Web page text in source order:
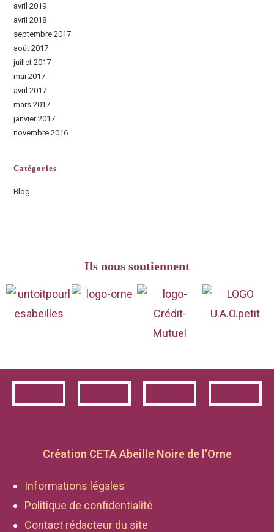
avril 2019
avril 2018
septembre 2017
août 2017
juillet 2017
mai 2017
avril 2017
mars 2017
janvier 2017
novembre 2016
Catégories
Blog
Ils nous soutiennent
Création CETA Abeille Noire de l’Orne
Informations légales
Politique de confidentialité
Contact rédacteur du site